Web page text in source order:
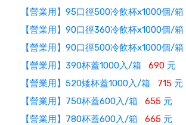
【營業用】95口徑500冷飲杯x1000個/箱
【營業用】90口徑360冷飲杯x1000個/箱
【營業用】90口徑500冷飲杯x1000個/箱
【營業用】390杯蓋1000入/箱 690 元
【營業用】520矮杯蓋1000入/箱 715 元
【營業用】750杯蓋600入/箱 655 元
【營業用】780杯蓋600入/箱 665 元